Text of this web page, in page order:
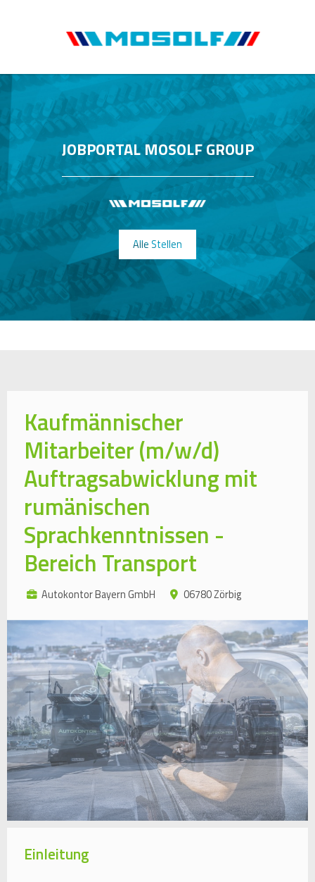
JOBPORTAL MOSOLF GROUP
Alle Stellen
Kaufmännischer
Mitarbeiter (m/w/d)
Auftragsabwicklung mit
rumänischen
Sprachkenntnissen -
Bereich Transport
Autokontor Bayern GmbH 06780 Zörbig
Einleitung